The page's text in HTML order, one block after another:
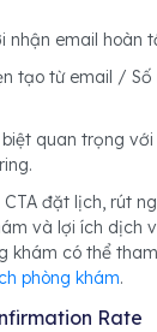
nhận email hoàn
tạo từ email /
quan trọng
CTA đặt lịch, rút
và lợi ích dịch
khám có thể
phòng khám.
Rate